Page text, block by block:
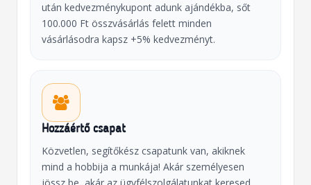
után kedvezménykupont adunk ajándékba, sőt
100.000 Ft összvásárlás felett minden
vásárlásodra kapsz +5% kedvezményt.
Hozzáértő csapat
Közvetlen, segítőkész csapatunk van, akiknek
mind a hobbija a munkája! Akár személyesen